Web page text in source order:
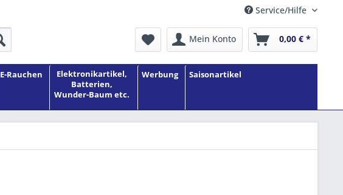
Service/Hilfe
Mein Konto 0,00 € *
E-Rauchen
Elektronikartikel,
Batterien,
Wunder-Baum etc.
Werbung Saisonartikel